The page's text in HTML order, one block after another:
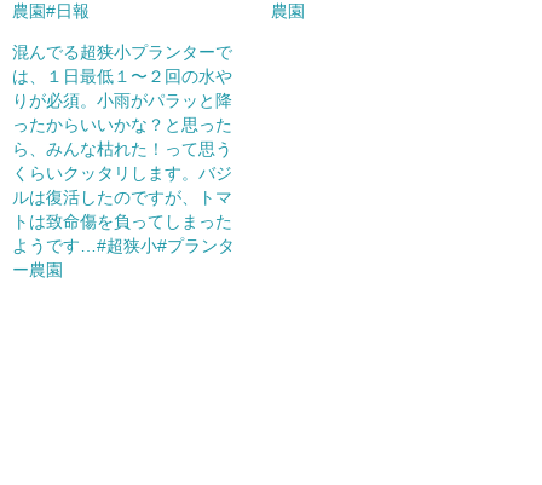
農園#日報
農園
混んでる超狭小プランターで
は、１日最低１〜２回の水や
りが必須。小雨がパラッと降
ったからいいかな？と思った
ら、みんな枯れた！って思う
くらいクッタリします。バジ
ルは復活したのですが、トマ
トは致命傷を負ってしまった
ようです…#超狭小#プランタ
ー農園